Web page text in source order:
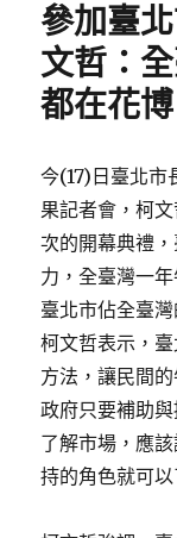
參加臺
文哲：
都在花博
今(17)日臺北市
果記者會，柯
次的開幕典禮
力，全臺灣一
臺北市佔全臺灣
柯文哲表示，
方法，讓民間
政府只要補助
了解市場，應
持的角色就可以